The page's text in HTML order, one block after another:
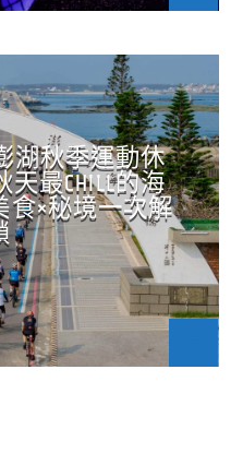
湖秋季運動休
最CHILL的海
食×秘境一次解